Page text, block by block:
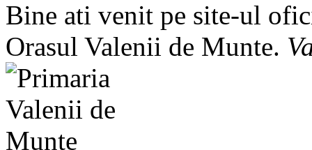
Bine ati venit pe site-ul
Orasul Valenii de Munte.